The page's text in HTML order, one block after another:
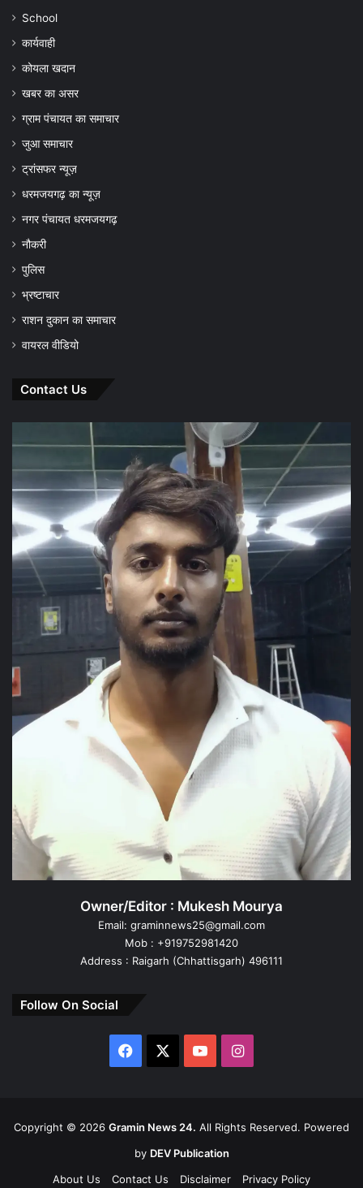
School
कार्यवाही
कोयला खदान
खबर का असर
ग्राम पंचायत का समाचार
जुआ समाचार
ट्रांसफर न्यूज़
धरमजयगढ़ का न्यूज़
नगर पंचायत धरमजयगढ़
नौकरी
पुलिस
भ्रष्टाचार
राशन दुकान का समाचार
वायरल वीडियो
Contact Us
Owner/Editor : Mukesh Mourya
Email: graminnews25@gmail.com
Mob : +919752981420
Address : Raigarh (Chhattisgarh) 496111
Follow On Social
Facebook YouTubeInstagram
Copyright © 2026 Gramin News 24. All Rights Reserved. Powered
by DEV Publication
About Us
Contact Us Disclaimer Privacy Policy